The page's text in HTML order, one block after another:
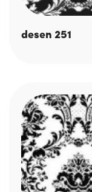
desen 251